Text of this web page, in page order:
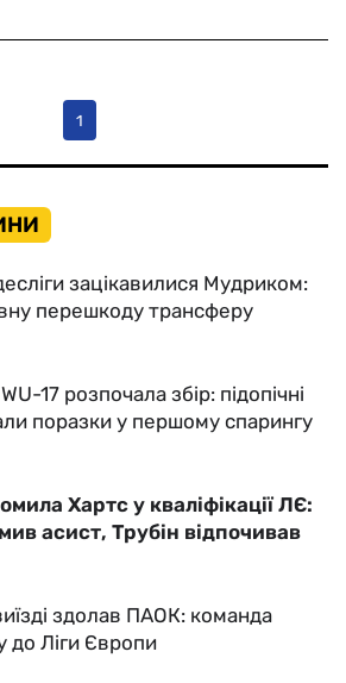
1
зацікавилися Мудриком:
перешкоду трансферу
17 розпочала збір: підопічні
поразки у першому спарингу
Хартс у кваліфікації ЛЄ:
асист, Трубін відпочивав
здолав ПАОК: команда
до Ліги Європи